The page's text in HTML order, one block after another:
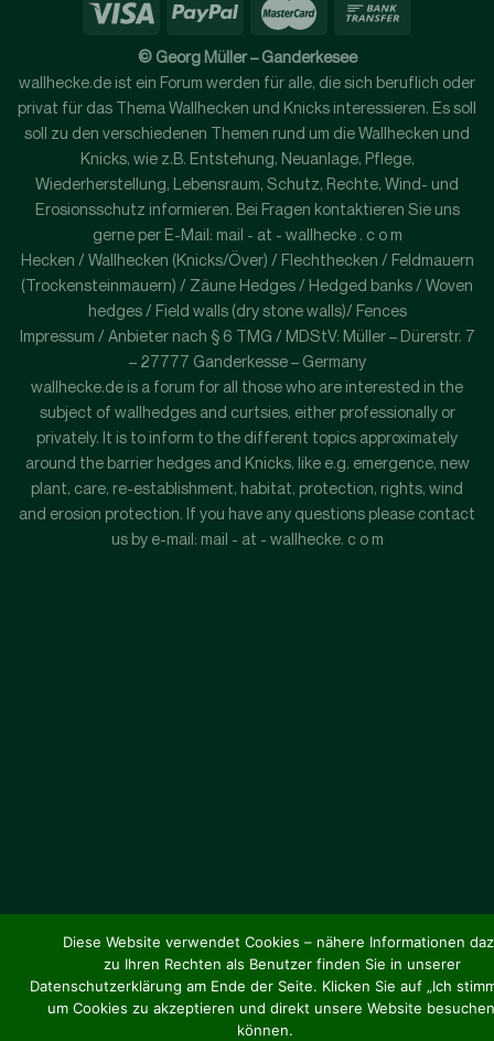
© Georg Müller – Ganderkesee
wallhecke.de ist ein Forum werden für alle, die sich beruflich oder
privat für das Thema Wallhecken und Knicks interessieren. Es soll
soll zu den verschiedenen Themen rund um die Wallhecken und
Knicks, wie z.B. Entstehung, Neuanlage, Pflege,
Wiederherstellung, Lebensraum, Schutz, Rechte, Wind- und
Erosionsschutz informieren. Bei Fragen kontaktieren Sie uns
gerne per E-Mail: mail - at - wallhecke . c o m
Hecken / Wallhecken (Knicks/Över) / Flechthecken / Feldmauern
(Trockensteinmauern) / Zäune Hedges / Hedged banks / Woven
hedges / Field walls (dry stone walls)/ Fences
Impressum / Anbieter nach § 6 TMG / MDStV: Müller – Dürerstr. 7
– 27777 Ganderkesse – Germany
wallhecke.de is a forum for all those who are interested in the
subject of wallhedges and curtsies, either professionally or
privately. It is to inform to the different topics approximately
around the barrier hedges and Knicks, like e.g. emergence, new
plant, care, re-establishment, habitat, protection, rights, wind
and erosion protection. If you have any questions please contact
us by e-mail: mail - at - wallhecke. c o m
Diese Website verwendet Cookies – nähere Informationen
zu Ihren Rechten als Benutzer finden Sie in unserer
Datenschutzerklärung am Ende der Seite. Klicken Sie auf „Ich
um Cookies zu akzeptieren und direkt unsere Website
können.